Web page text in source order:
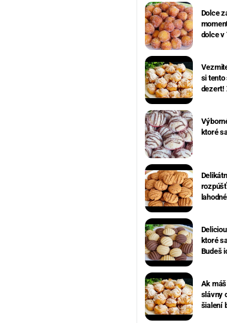
Dolce
dolce v
si
dezert!
ktoré
ktoré
Budeš
Ak
slávny
šialení